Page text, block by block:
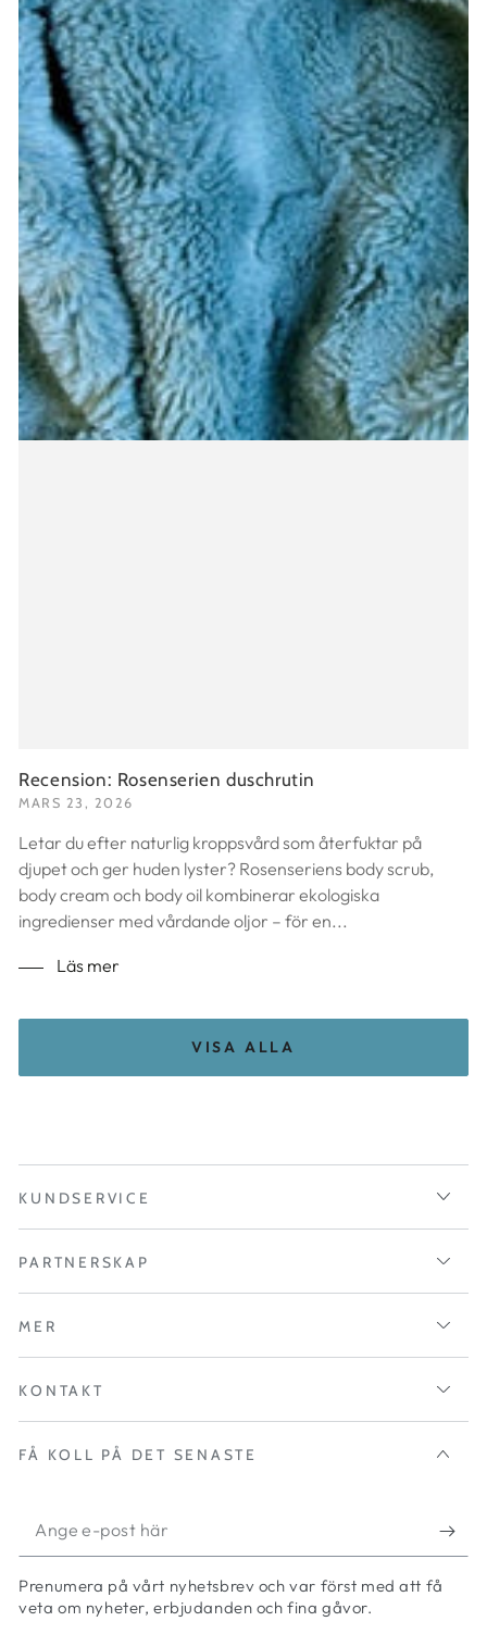
Recension: Rosenserien duschrutin
MARS 23, 2026
Letar du efter naturlig kroppsvård som återfuktar på
djupet och ger huden lyster? Rosenseriens body scrub,
body cream och body oil kombinerar ekologiska
ingredienser med vårdande oljor – för en...
Läs mer
VISA ALLA
KUNDSERVICE
PARTNERSKAP
MER
KONTAKT
FÅ KOLL PÅ DET SENASTE
Ange
e-
post
Prenumera på vårt nyhetsbrev och var först med att få
veta om nyheter, erbjudanden och fina gåvor.